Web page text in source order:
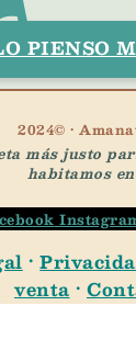
PIENSO
2024© ·
más justo
habitamos
·
venta ·